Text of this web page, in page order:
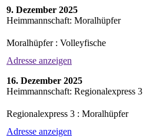
9. Dezember 2025
Heimmannschaft: Moralhüpfer
Moralhüpfer : Volleyfische
Adresse anzeigen
16. Dezember 2025
Heimmannschaft: Regionalexpress 3
Regionalexpress 3 : Moralhüpfer
Adresse anzeigen